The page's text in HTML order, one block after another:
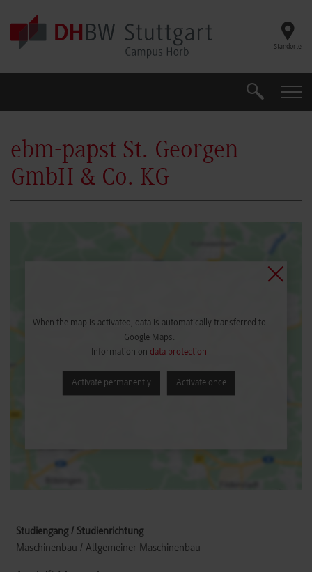
Skip to main content
Standorte
Search
ebm-papst St. Georgen
GmbH & Co. KG
When the map is activated, data is automatically transferred to
Google Maps.
Information on data protection
Activate permanently Activate once
Maschinenbau / Allgemeiner Maschinenbau